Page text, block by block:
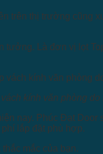
trên thị trường cũng
Là đơn vị lọt
kính văn phòng
nay. Phúc Đạt
lắp đặt phù hợp.
mắc của bạn.